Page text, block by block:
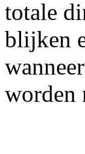
totale
blijken
worden